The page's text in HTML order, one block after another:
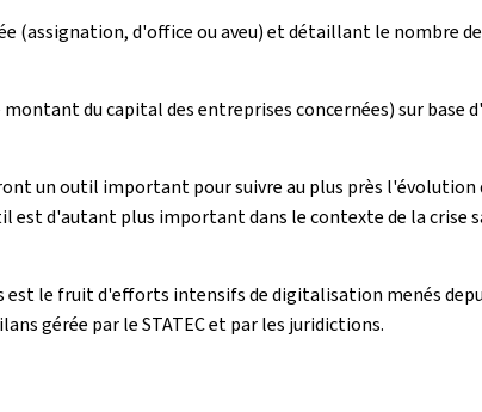
(assignation, d'office ou aveu) et détaillant le nombre
du capital des entreprises concernées) sur
un outil important pour suivre au plus près
d'autant plus important dans le contexte de la crise
le fruit d'efforts intensifs de digitalisation menés
gérée par le STATEC et par les juridictions.